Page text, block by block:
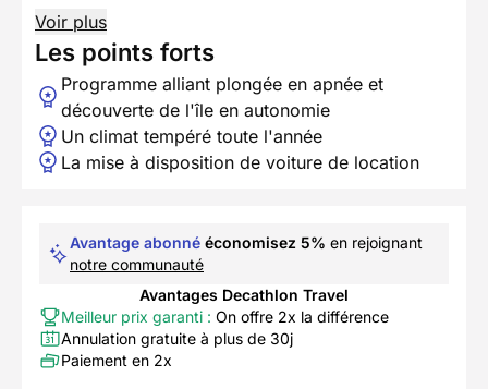
Voir plus
Les points forts
Programme alliant plongée en apnée et
découverte de l'île en autonomie
Un climat tempéré toute l'année
La mise à disposition de voiture de location
Avantage abonné économisez 5% en rejoignant
notre communauté
Avantages Decathlon Travel
Meilleur prix garanti : On offre 2x la différence
Annulation gratuite à plus de 30j
Paiement en 2x